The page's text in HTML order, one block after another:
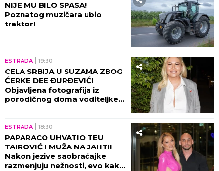
NIJE MU BILO SPASA!
Poznatog muzičara ubio
traktor!
ESTRADA 19:30
CELA SRBIJA U SUZAMA ZBOG
ĆERKE DEE ĐURĐEVIĆ!
Objavljena fotografija iz
porodičnog doma voditeljke,
ESTRADA 18:30
PAPARACO UHVATIO TEU
TAIROVIĆ I MUŽA NA JAHTI!
Nakon jezive saobraćajke
razmenjuju nežnosti, evo kako